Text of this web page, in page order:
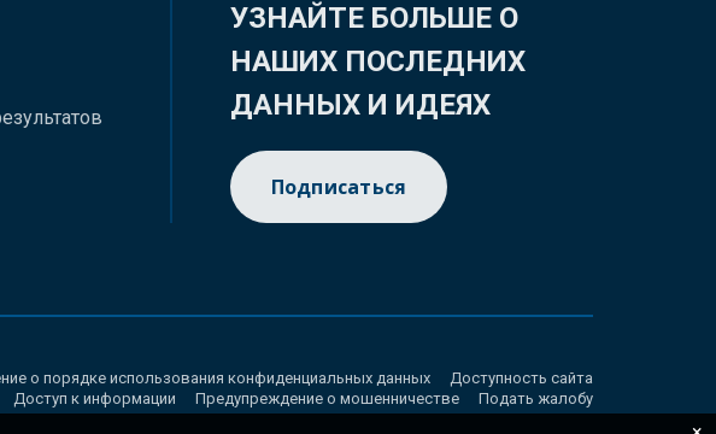
УЗНАЙТЕ БОЛЬШЕ О
НАШИХ ПОСЛЕДНИХ
ДАННЫХ И ИДЕЯХ
Подписаться
о порядке использования конфиденциальных данных
Доступность сайта
Доступ к информации
Предупреждение о мошенничестве Подать жалобу